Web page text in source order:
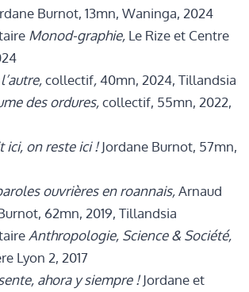
Burnot, 13mn, Waninga, 2024
Monod-graphie, Le Rize et Centre
collectif, 40mn, 2024, Tillandsia
des ordures,collectif, 55mn, 2022,
ici, on reste ici !Jordane Burnot, 57mn,
ouvrières en roannais,Arnaud
62mn, 2019, Tillandsia
Anthropologie, Science & Société,
Lyon 2, 2017
ahora y siempre !Jordane et